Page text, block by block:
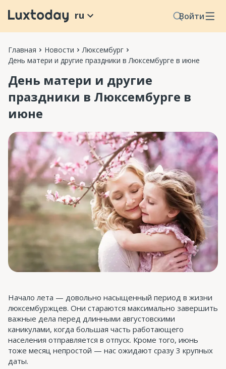
Войти
ru
Главная Новости
Люксембург
День матери и другие праздники в Люксембурге в июне
День матери и другие
праздники в Люксембурге в
июне
Начало лета — довольно насыщенный период в жизни
люксембуржцев. Они стараются максимально завершить
важные дела перед длинными августовскими
каникулами, когда большая часть работающего
населения отправляется в отпуск. Кроме того, июнь
тоже месяц непростой — нас ожидают сразу 3 крупных
даты.